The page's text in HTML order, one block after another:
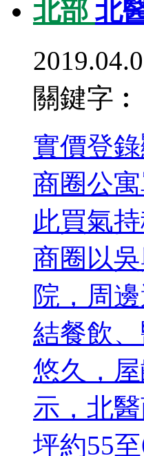
北部 北
關鍵字︰
實價登
商圈公
此買氣
商圈以
院，周
結餐飲
悠久，
示，北
坪約55